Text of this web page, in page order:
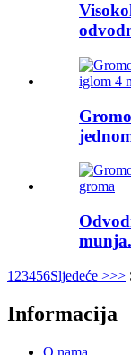
1 23456Sljedeće >>>
Informacija
O nama